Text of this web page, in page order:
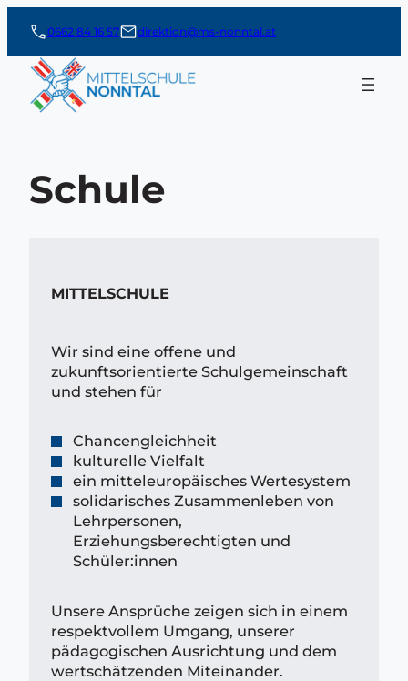
Inhalt
springen
0662 84 16 57 direktion@ms-nonntal.at
Schule
MITTELSCHULE
Wir sind eine offene und
zukunftsorientierte Schulgemeinschaft
und stehen für
Chancengleichheit
kulturelle Vielfalt
ein mitteleuropäisches Wertesystem
solidarisches Zusammenleben von
Lehrpersonen,
Erziehungsberechtigten und
Schüler:innen
Unsere Ansprüche zeigen sich in einem
respektvollem Umgang, unserer
pädagogischen Ausrichtung und dem
wertschätzenden Miteinander.